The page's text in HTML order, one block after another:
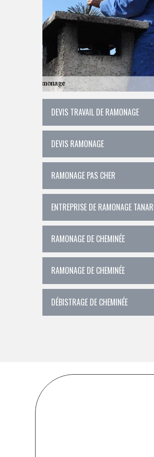
DEVIS TRAVAIL DE RAMONAGE
DEVIS RAMONAGE
RAMONAGE PAS CHER
ENTREPRISE DE RAMONAGE
RAMONAGE DE CHEMINÉE
RAMONAGE DE CHEMINÉE
DÉBISTRAGE DE CHEMINÉE